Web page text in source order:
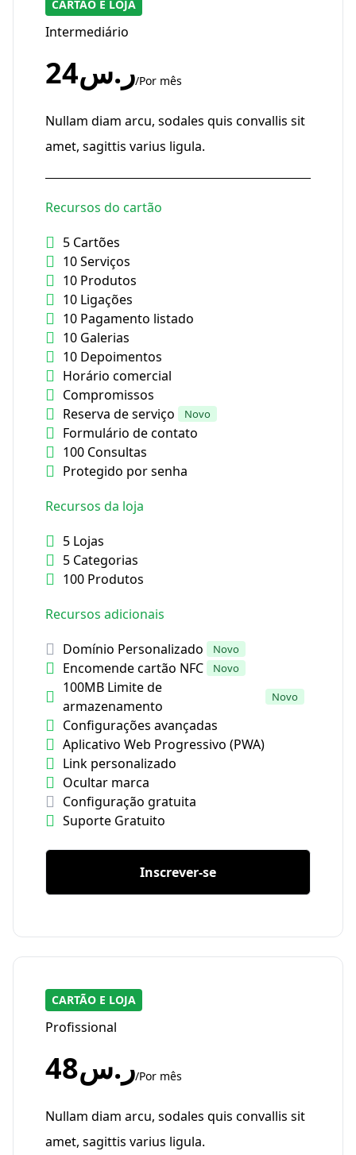
CARTÃO E LOJA
Intermediário
ر.س24/Por mês
Nullam diam arcu, sodales quis convallis sit
amet, sagittis varius ligula.
Recursos do cartão
5 Cartões
10 Serviços
10 Produtos
10 Ligações
10 Pagamento listado
10 Galerias
10 Depoimentos
Horário comercial
Compromissos
Reserva de serviço
Novo
Formulário de contato
100 Consultas
Protegido por senha
Recursos da loja
5 Lojas
5 Categorias
100 Produtos
Recursos adicionais
Domínio Personalizado
Novo
Encomende cartão NFC Novo
100MB Limite de
armazenamento
Novo
Configurações avançadas
Aplicativo Web Progressivo (PWA)
Link personalizado
Ocultar marca
Configuração gratuita
Suporte Gratuito
Inscrever-se
CARTÃO E LOJA
Profissional
ر.س48/Por mês
Nullam diam arcu, sodales quis convallis sit
amet, sagittis varius ligula.